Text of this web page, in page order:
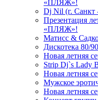
«ПЛЯЖ»!
Dj Nil (г. Санкт
Презентация
«ПЛЯЖ»!
Матисс &
Дискотека 80/
Новая летняя
Strip Dj`s Lady
Новая летняя
Мужское
Новая летняя